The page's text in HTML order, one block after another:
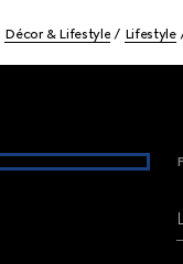
Décor & Lifestyle Lifestyle